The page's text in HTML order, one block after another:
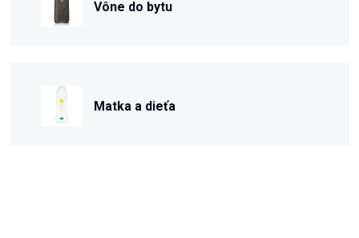
Vône do bytu
Matka a dieťa